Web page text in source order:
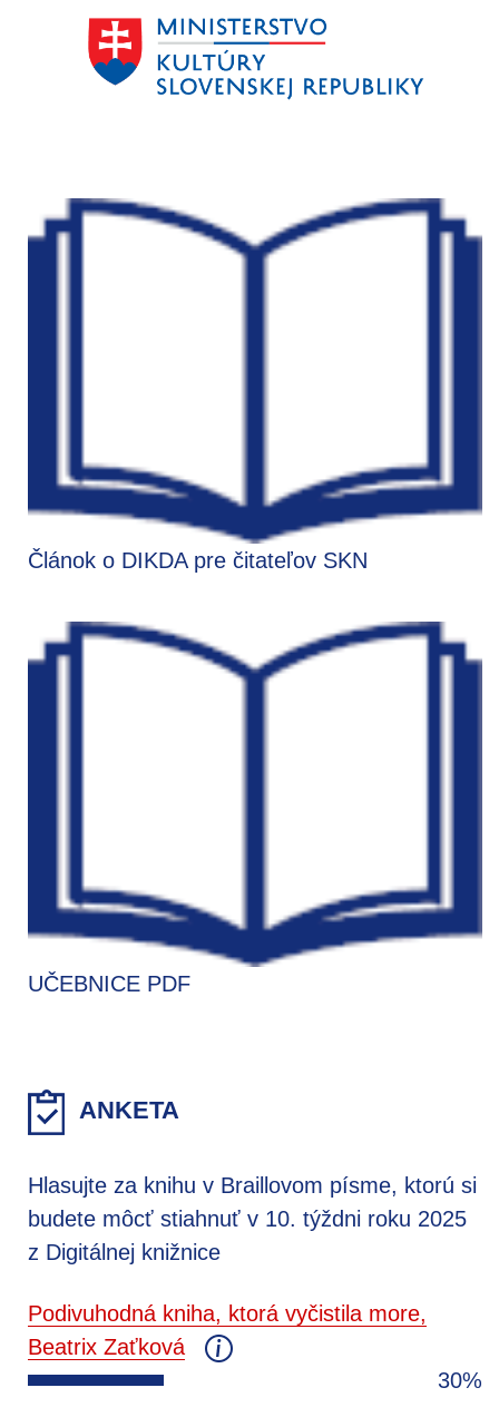
Článok o DIKDA pre čitateľov SKN
UČEBNICE PDF
ANKETA
Hlasujte za knihu v Braillovom písme, ktorú si
budete môcť stiahnuť v 10. týždni roku 2025
z Digitálnej knižnice
Podivuhodná kniha, ktorá vyčistila more,
Beatrix Zaťková
30%